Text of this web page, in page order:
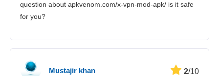
question about apkvenom.com/x-vpn-mod-apk/ is it safe
for you?
Mustajir khan 2/10